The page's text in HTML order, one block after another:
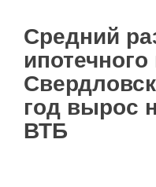
Средний
год вырос
ВТБ